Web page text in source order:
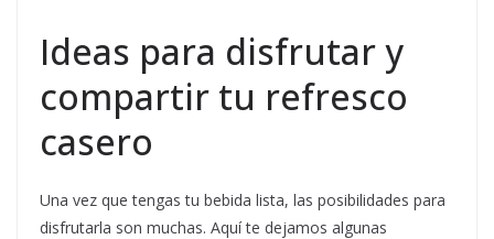
Ideas para disfrutar y
compartir tu refresco
casero
Una vez que tengas tu bebida lista, las posibilidades para
disfrutarla son muchas. Aquí te dejamos algunas